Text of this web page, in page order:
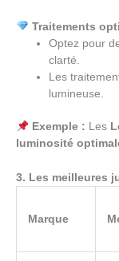
Traitements
Optez pour
clarté.
Les
lumineuse.
Exemple : Les
luminosité
3. Les meilleures
Marque